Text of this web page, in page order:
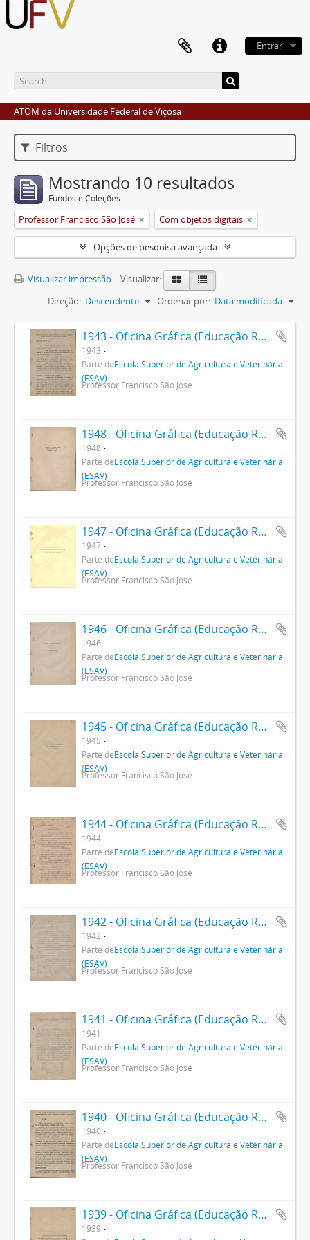
Entrar
ATOM da Universidade Federal de Viçosa
Filtros
Mostrando 10 resultados
Fundos e Coleções
Professor Francisco São José Com objetos digitais
Opções de pesquisa avançada
Visualizar impressão
Visualizar:
Ordenar por: Data modificada
Direção: Descendente
1943 - Oficina Gráfica (Educação Rural)
1943
Parte deEscola Superior de Agricultura e Veterinária
(ESAV)
Professor Francisco São José
1948 - Oficina Gráfica (Educação Rural)
1948
Parte deEscola Superior de Agricultura e Veterinária
(ESAV)
Professor Francisco São José
1947 - Oficina Gráfica (Educação Rural)
1947
Parte deEscola Superior de Agricultura e Veterinária
(ESAV)
Professor Francisco São José
1946 - Oficina Gráfica (Educação Rural)
1946
Parte deEscola Superior de Agricultura e Veterinária
(ESAV)
Professor Francisco São José
1945 - Oficina Gráfica (Educação Rural)
1945
Parte deEscola Superior de Agricultura e Veterinária
(ESAV)
Professor Francisco São José
1944 - Oficina Gráfica (Educação Rural)
1944
Parte deEscola Superior de Agricultura e Veterinária
(ESAV)
Professor Francisco São José
1942 - Oficina Gráfica (Educação Rural)
1942
Parte deEscola Superior de Agricultura e Veterinária
(ESAV)
Professor Francisco São José
1941 - Oficina Gráfica (Educação Rural)
1941
Parte deEscola Superior de Agricultura e Veterinária
(ESAV)
Professor Francisco São José
1940 - Oficina Gráfica (Educação Rural)
1940
Parte deEscola Superior de Agricultura e Veterinária
(ESAV)
Professor Francisco São José
1939 - Oficina Gráfica (Educação Rural)
1939